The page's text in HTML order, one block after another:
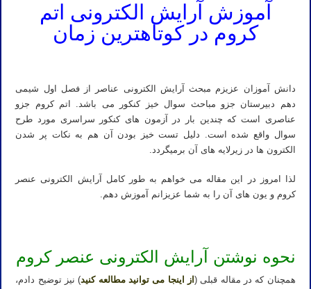
آموزش آرایش الکترونی اتم
کروم در کوتاهترین زمان
دانش آموزان عزیزم مبحث آرایش الکترونی عناصر از فصل اول شیمی
دهم دبیرستان جزو مباحث سوال خیز کنکور می باشد. اتم کروم جزو
عناصری است که چندین بار در آزمون های کنکور سراسری مورد طرح
سوال واقع شده است. دلیل تست خیز بودن آن هم به نکات پر شدن
الکترون ها در زیرلایه های آن برمیگردد.
لذا امروز در این مقاله می خواهم به طور کامل آرایش الکترونی عنصر
کروم و یون های آن را به شما عزیزانم آموزش دهم.
نحوه نوشتن آرایش الکترونی عنصر کروم
همچنان که در مقاله قبلی(از اینجا می توانید مطالعه کنید) نیز توضیح دادم،